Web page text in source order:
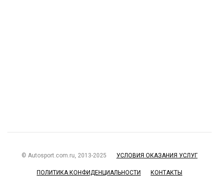
© Autosport.com.ru, 2013-2025 УСЛОВИЯ ОКАЗАНИЯ УСЛУГ
ПОЛИТИКА КОНФИДЕНЦИАЛЬНОСТИ КОНТАКТЫ